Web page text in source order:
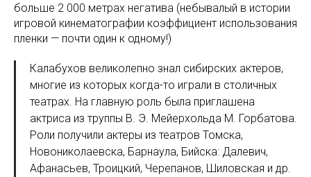
больше 2 000 метрах негатива (небывалый в истории
игровой кинематографии коэффициент использования
пленки — почти один к одному!)
Калабухов великолепно знал сибирских актеров,
многие из которых когда-то играли в столичных
театрах. На главную роль была приглашена
актриса из труппы В. Э. Мейерхольда М. Горбатова.
Роли получили актеры из театров Томска,
Новониколаевска, Барнаула, Бийска: Далевич,
Афанасьев, Троицкий, Черепанов, Шиловская и др.